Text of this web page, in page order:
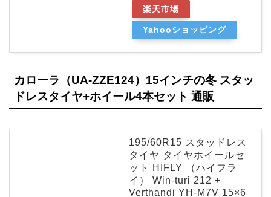
楽天市場
Yahooショッピング
カローラ（UA-ZZE124）15インチの冬 スタッ
ドレスタイヤ+ホイール4本セット 通販
195/60R15 スタッドレス
タイヤ タイヤホイールセ
ット HIFLY （ハイフラ
イ） Win-turi 212 +
Verthandi YH-M7V 15×6